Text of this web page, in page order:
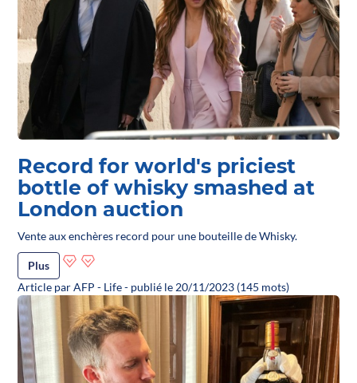
Record for world's priciest
bottle of whisky smashed at
London auction
Vente aux enchères record pour une bouteille de Whisky.
Plus
Article par AFP - Life - publié le 20/11/2023 (145 mots)